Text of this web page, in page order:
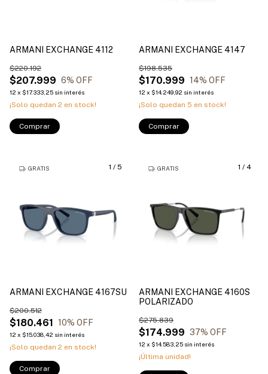
ARMANI EXCHANGE 4112
$207.999
$220.192
6% OFF
12 x $17.333,25 sin interés
¡Solo quedan 2 en stock!
Comprar
ARMANI EXCHANGE 4147
$170.999
$198.535
14% OFF
12 x $14.249,92 sin interés
¡Solo quedan 5 en stock!
Comprar
1 / 5
GRATIS
ARMANI EXCHANGE 4167SU
$180.461
$200.512
10% OFF
12 x $15.038,42 sin interés
¡Solo quedan 2 en stock!
Comprar
1 / 4
GRATIS
ARMANI EXCHANGE 4160S
POLARIZADO
$174.999
$275.839
37% OFF
12 x $14.583,25 sin interés
¡Última unidad!